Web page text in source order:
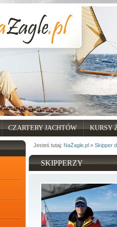
CZARTERY JACHTÓW KURSY
Jesteś tutaj: NaŻagle.pl » Skipper
SKIPPERZY